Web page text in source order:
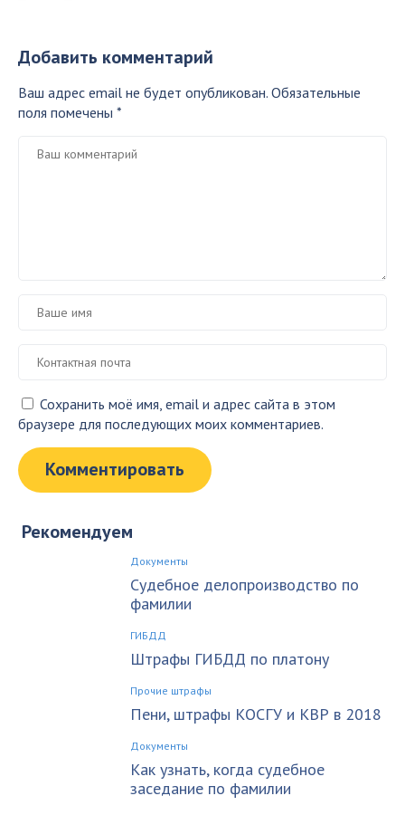
Добавить комментарий
Ваш адрес email не будет опубликован. Обязательные
поля помечены *
Сохранить моё имя, email и адрес сайта в этом
браузере для последующих моих комментариев.
Рекомендуем
Документы
Судебное делопроизводство по
фамилии
ГИБДД
Штрафы ГИБДД по платону
Прочие штрафы
Пени, штрафы КОСГУ и КВР в 2018
Документы
Как узнать, когда судебное
заседание по фамилии